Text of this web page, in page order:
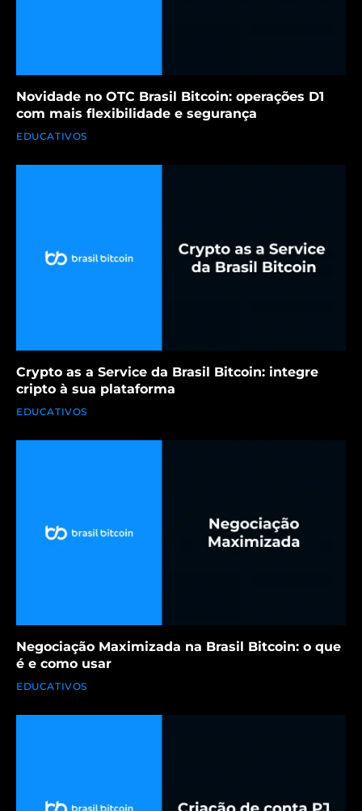
Novidade no OTC Brasil Bitcoin: operações D1
com mais flexibilidade e segurança
EDUCATIVOS
Crypto as a Service da Brasil Bitcoin: integre
cripto à sua plataforma
EDUCATIVOS
Negociação Maximizada na Brasil Bitcoin: o que
é e como usar
EDUCATIVOS